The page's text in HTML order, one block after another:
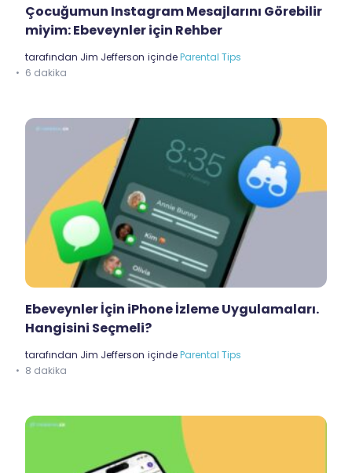
Çocuğumun Instagram Mesajlarını Görebilir
miyim: Ebeveynler için Rehber
tarafından Jim Jefferson içindeParental Tips
6 dakika
Ebeveynler İçin iPhone İzleme Uygulamaları.
Hangisini Seçmeli?
tarafından Jim Jefferson içindeParental Tips
8 dakika